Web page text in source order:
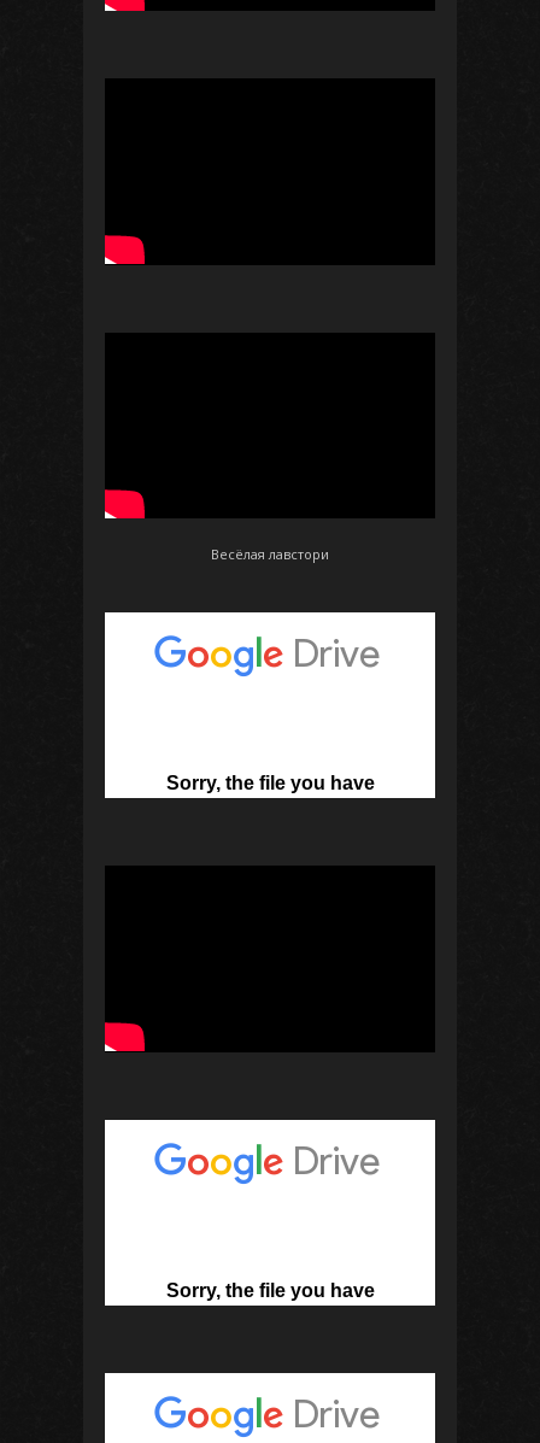
Весёлая лавстори